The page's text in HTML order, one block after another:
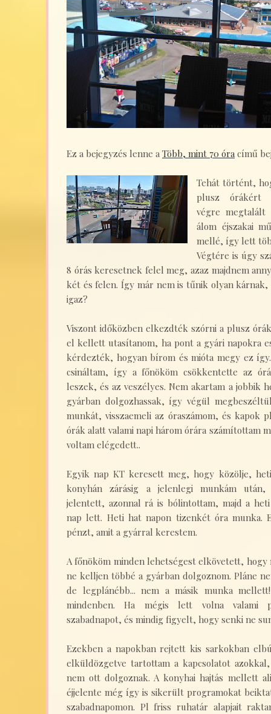
Ez a bejegyzés lenne a Több, mint 70 óra című
Tehát történt,
plusz órákért
végre megtalált
álom éjszakai
mellé, így lett
Végtére is úgy
8 órás keresetnek felel meg, azaz majdnem
két és felen. Így már nem is tűnik olyan
igaz?
Viszont időközben elkezdték szórni a plusz
el kellett utasítanom, ha pont a gyári napokra
kérdezték, hogyan bírom és mióta megy ez
csináltam, így a főnököm csökkentette az
leszek, és az veszélyes. Nem akartam a jobbik
gyárban dolgozhassak, így végül
munkát, visszaemeli az óraszámom, és kapok
órák alatt valami napi három órára számítottam
voltam elégedett..
Egyik nap KT keresett meg, hogy közölje,
konyhán zárásig a jelenlegi munkám után,
jelentett, azonnal rá is bólintottam, majd a
nap lett. Heti hat napon tizenkét óra munka.
pénzt, amit a gyárral kerestem.
A főnököm minden lehetségest elkövetett, hogy
ne kelljen többé a gyárban dolgoznom. Pláne
de legplánébb... nem a másik munka
mindenben. Ha mégis lett volna valami
szabadnapot, és mindig figyelt, hogy senki ne
Ezekben a napokban rejtett kis sarkokban
elküldözgetve tartottam a kapcsolatot
nem ott dolgoznak. A konyhai hajtás mellett
éjjelente még így is sikerült programokat
szabadnapomon. Pl friss ruhatár alapjait